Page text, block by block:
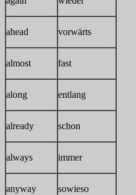
ahead vorwärts
almost fast
along entlang
already schon
always immer
anyway sowieso